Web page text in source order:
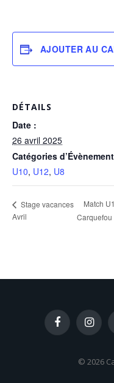
AJOUTER AU
DÉTAILS
Date :
26 avril 2025
Catégories
U10, U12, U8
Stage vacances
Avril
Match
Carquefou
Facebook
© 2026